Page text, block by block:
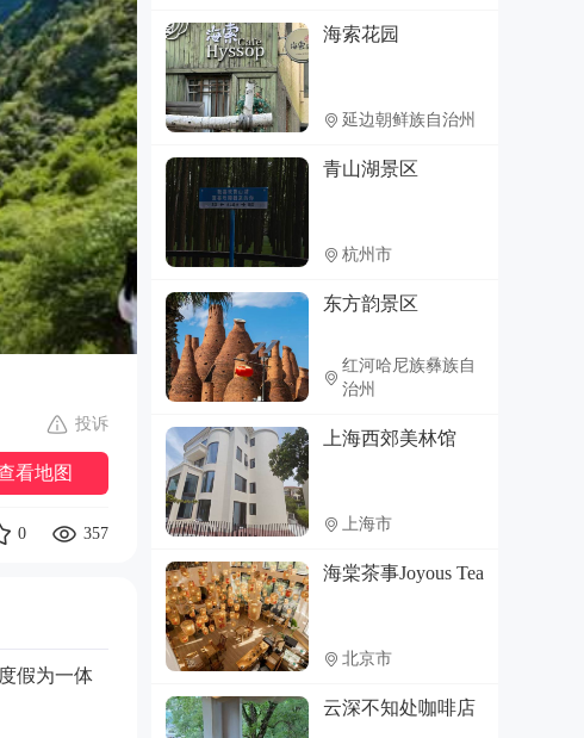
投诉
看地图
0 357
假为一体
海索花园
延边朝鲜族自治州
青山湖景区
杭州市
东方韵景区
红河哈尼族彝族自
治州
上海西郊美林馆
上海市
海棠茶事Joyous Tea
北京市
云深不知处咖啡店